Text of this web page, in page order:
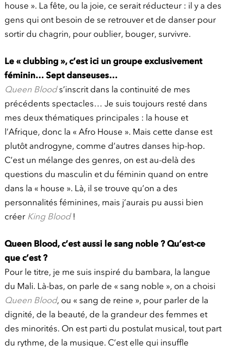
house ». La fête, ou la joie, ce serait réducteur : il y a des
gens qui ont besoin de se retrouver et de danser pour
sortir du chagrin, pour oublier, bouger, survivre.
Le « clubbing », c’est ici un groupe exclusivement
féminin… Sept danseuses…
Queen Bloods’inscrit dans la continuité de mes
précédents spectacles… Je suis toujours resté dans
mes deux thématiques principales : la house et
l’Afrique, donc la « Afro House ». Mais cette danse est
plutôt androgyne, comme d’autres danses hip-hop.
C’est un mélange des genres, on est au-delà des
questions du masculin et du féminin quand on entre
dans la « house ». Là, il se trouve qu’on a des
personnalités féminines, mais j’aurais pu aussi bien
créer King Blood!
Queen Blood, c’est aussi le sang noble ? Qu’est-ce
que c’est ?
Pour le titre, je me suis inspiré du bambara, la langue
du Mali. Là-bas, on parle de « sang noble », on a choisi
Queen Blood, ou « sang de reine », pour parler de la
dignité, de la beauté, de la grandeur des femmes et
des minorités. On est parti du postulat musical, tout part
du rythme, de la musique. C’est elle qui insuffle